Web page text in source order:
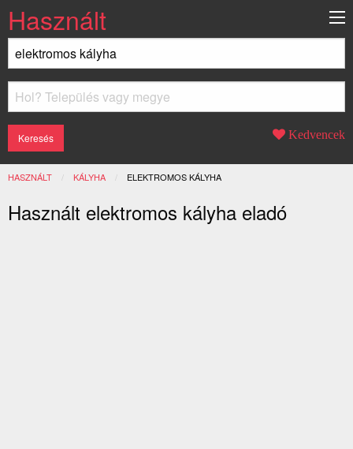
Használt
Kedvencek
HASZNÁLT KÁLYHA JELENLEGI:
ELEKTROMOS KÁLYHA
Használt elektromos kályha eladó